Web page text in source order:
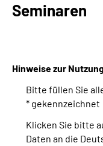
Über uns
Inhalte in
Seminaren
Hinweise zur
Bitte füllen Sie
* gekennzeichnet
Klicken Sie bitte
Daten an die